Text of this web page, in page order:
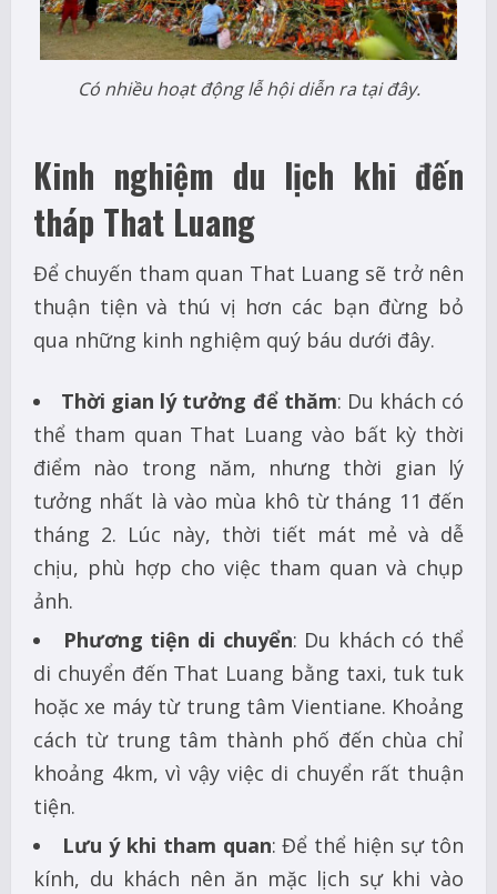
Có nhiều hoạt động lễ hội diễn ra tại đây.
Kinh nghiệm du lịch khi đến
tháp That Luang
Để chuyến tham quan That Luang sẽ trở nên
thuận tiện và thú vị hơn các bạn đừng bỏ
qua những kinh nghiệm quý báu dưới đây.
Thời gian lý tưởng để thăm: Du khách có
thể tham quan That Luang vào bất kỳ thời
điểm nào trong năm, nhưng thời gian lý
tưởng nhất là vào mùa khô từ tháng 11 đến
tháng 2. Lúc này, thời tiết mát mẻ và dễ
chịu, phù hợp cho việc tham quan và chụp
ảnh.
Phương tiện di chuyển: Du khách có thể
di chuyển đến That Luang bằng taxi, tuk tuk
hoặc xe máy từ trung tâm Vientiane. Khoảng
cách từ trung tâm thành phố đến chùa chỉ
khoảng 4km, vì vậy việc di chuyển rất thuận
tiện.
Lưu ý khi tham quan: Để thể hiện sự tôn
kính, du khách nên ăn mặc lịch sự khi vào